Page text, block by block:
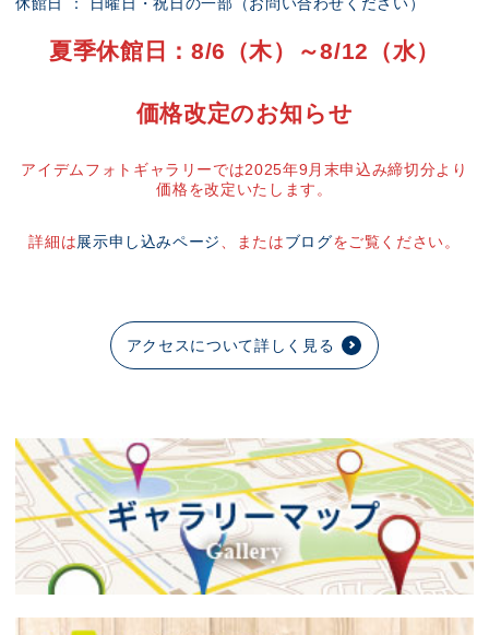
夏季休館日：8/6（木）～8/12（水）
価格改定のお知らせ
アイデムフォトギャラリーでは2025年9月末申込み締切分より
価格を改定いたします。
詳細は展示申し込みページ 、またはブログをご覧ください。
アクセスについて詳しく見る